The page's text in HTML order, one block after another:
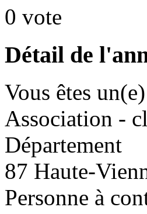
0 vote
Détail de
Vous êtes un(e)
Association -
Département
87 Haute-
Personne à